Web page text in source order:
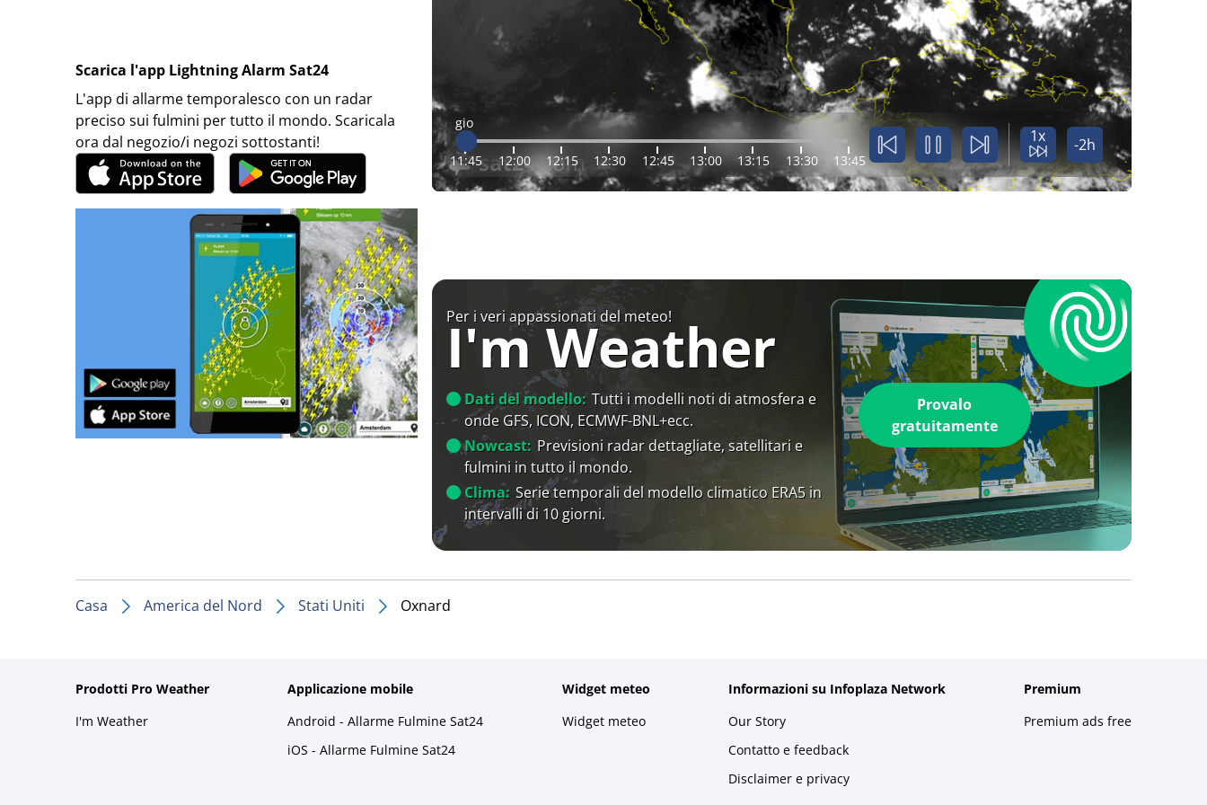
Scarica l'app Lightning Alarm Sat24
L'app di allarme temporalesco con un radar
preciso sui fulmini per tutto il mondo. Scaricala
ora dal negozio/i negozi sottostanti!
gio
11:45 12:00 12:15 12:30 12:45 13:00 13:15 13:30 13:45
1x -2h
Per i veri appassionati del meteo!
I'm Weather
Dati del modello: Tutti i modelli noti di atmosfera e
onde GFS, ICON, ECMWF-BNL+ecc.
Nowcast: Previsioni radar dettagliate, satellitari e
fulmini in tutto il mondo.
Clima: Serie temporali del modello climatico ERA5 in
intervalli di 10 giorni.
Provalo
gratuitamente
Casa America del Nord Stati Uniti Oxnard
Prodotti Pro Weather
I'm Weather
Applicazione mobile
Android - Allarme Fulmine Sat24
iOS - Allarme Fulmine Sat24
Widget meteo
Widget meteo
Informazioni su Infoplaza Network
Our Story
Contatto e feedback
Disclaimer e privacy
Premium
Premium ads free